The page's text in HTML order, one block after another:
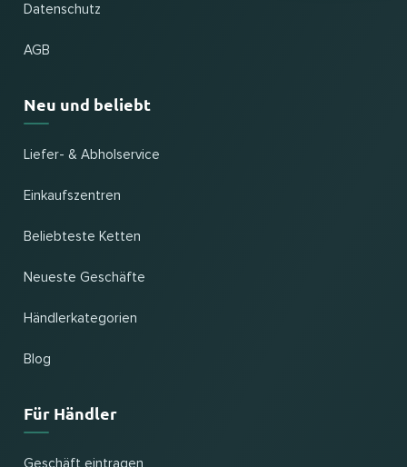
Datenschutz
AGB
Neu und beliebt
Liefer- & Abholservice
Einkaufszentren
Beliebteste Ketten
Neueste Geschäfte
Händlerkategorien
Blog
Für Händler
Geschäft eintragen